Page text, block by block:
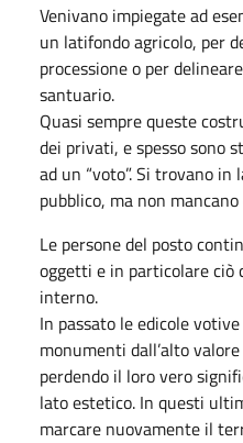
Venivano impiegate ad
un latifondo agricolo, per
processione o per
santuario.
Quasi sempre queste
dei privati, e spesso sono
ad un “voto”. Si trovano
pubblico, ma non
Le persone del posto
oggetti e in particolare ciò
interno.
In passato le edicole
monumenti dall’alto
perdendo il loro vero
lato estetico. In questi
marcare nuovamente il